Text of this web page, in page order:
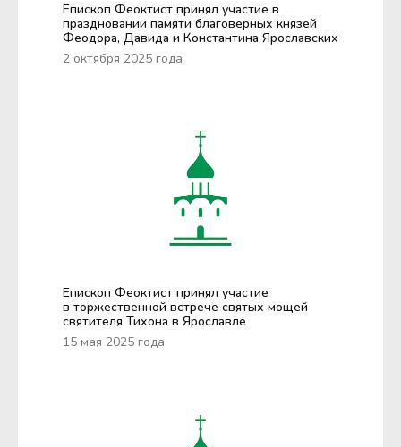
Епископ Феоктист принял участие в
праздновании памяти благоверных князей
Феодора, Давида и Константина Ярославских
2 октября 2025 года
Епископ Феоктист принял участие
в торжественной встрече святых мощей
святителя Тихона в Ярославле
15 мая 2025 года